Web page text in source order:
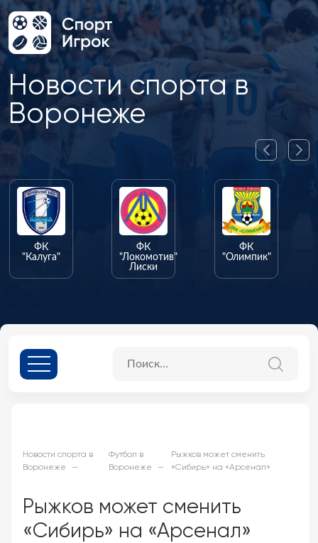
Новости спорта в
Воронеже
ФК
"Калуга"
ФК
"Локомотив"
Лиски
ФК
"Олимпик"
Новости спорта в
Воронеже
Футбол в
Воронеже
Рыжков может сменить
«Сибирь» на «Арсенал»
Рыжков может сменить
«Сибирь» на «Арсенал»